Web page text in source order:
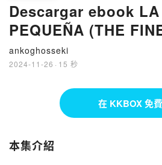
Descargar ebook
PEQUEÑA (THE
Descarga Libros
EPUB)
ankoghosseki
2024-11-26 · 15 秒
在 KKBOX 免
本集介紹